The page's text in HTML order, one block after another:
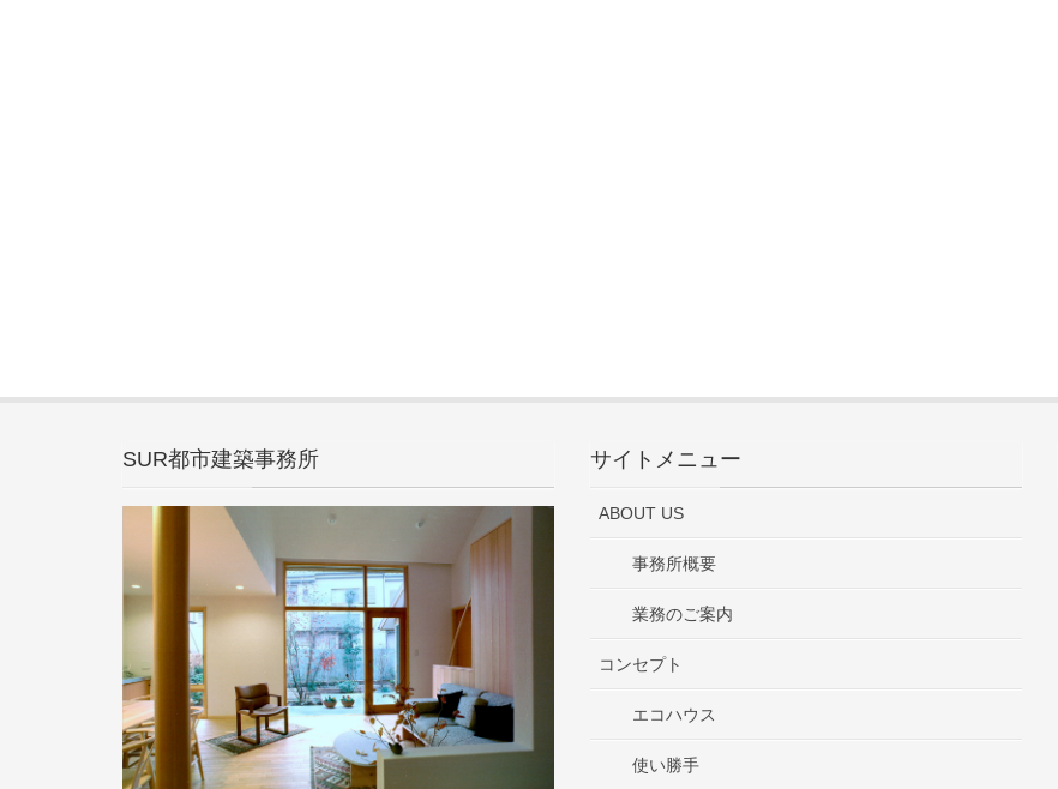
SUR都市建築事務所 サイトメニュー
ABOUT US
事務所概要
業務のご案内
コンセプト
エコハウス
使い勝手